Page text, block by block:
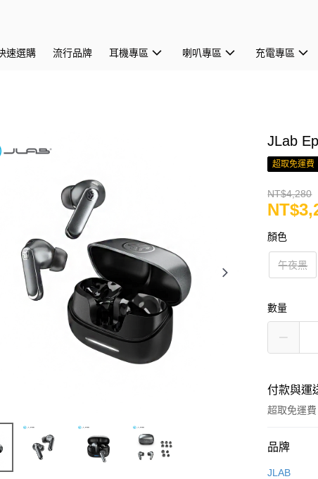
速選購 流行品牌 耳機專區 喇叭專區 充電專區
JLab
超取免運費
NT$4,280
顏色
午夜黑
數量
付款與運
超取免運費
付款方式
信用卡一次
品牌
JLAB